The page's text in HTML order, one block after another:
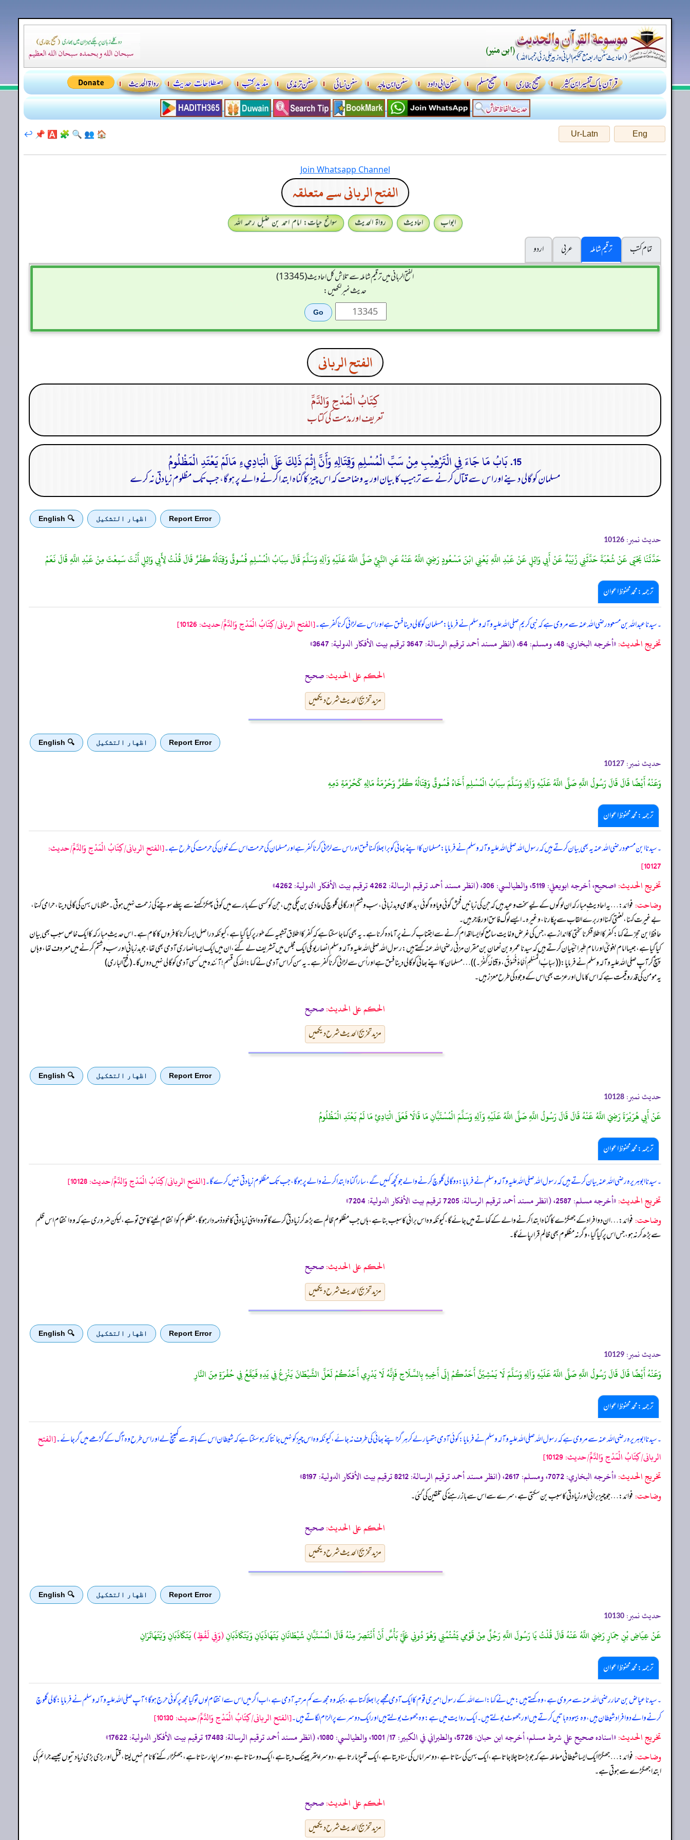
Eng
Ur-Latn
🏠
👥
🔍
🧩
🅰️
📌
↩️
Join Whatsapp Channel
الفتح الربانی سے متعلقہ
ابواب احادیث رواۃ الحدیث
سوانح حیات: امام احمد بن حنبل رحمہ اللہ
تمام کتب
ترقیم شاملہ عربی
اردو
الفتح الربانی میں ترقیم شاملہ سے تلاش کل احادیث (13345)
حدیث نمبر لکھیں:
الفتح الربانی
كِتَابُ الْمَدْحِ وَالدَّمِّ
تعریف اور مذمت کی کتاب
15. بَابُ مَا جَاءَ فِي الْتَرْهِيْبِ مِنْ سَبِّ الْمُسْلِمِ وَقِتَالِهِ وَأَنَّ إِثْمَ ذَلِكَ عَلَى الْبَادِيءِ مَالَمْ يَعْتَدِ الْمَظْلُومُ
مسلمان کو گالی دینے اور اس سے قتال کرنے سے ترہیب کا بیان اور یہ وضاحت کہ اس چیز کا گناہ ابتدا کرنے والے پر ہو گا، جب تک مظلوم زیادتی نہ کرے
Report Error اظهار التشكيل 🔍 English
حدیث نمبر: 10126
حَدَّثَنَا يَحْيَى عَنْ شُعْبَةَ حَدَّثَنِي زُبَيْدٌ عَنْ أَبِي وَائِلٍ عَنْ عَبْدِ اللَّهِ يَعْنِي ابْنَ مَسْعُودٍ رَضِيَ اللَّهُ عَنْهُ عَنِ النَّبِيِّ صَلَّى اللَّهُ عَلَيْهِ وَآلِهِ وَسَلَّمَ قَالَ سِبَابُ الْمُسْلِمِ فُسُوقٌ وَقِتَالُهُ كُفْرٌ قَالَ قُلْتُ لِأَبِي وَائِلٍ أَنْتَ سَمِعْتَ مِنْ عَبْدِ اللَّهِ قَالَ نَعَمْ
ترجمہ:محمد محفوظ اعوان
۔ سیدنا عبداللہ بن مسعود رضی اللہ عنہ سے مروی ہے کہ نبی کریم صلی اللہ علیہ وآلہ وسلم نے فرمایا: مسلمان کو گالی دینا فسق ہے اور اس سے لڑائی کرنا کفر ہے۔[الفتح الربانی/كِتَابُ الْمَدْحِ وَالدَّمِّ/حدیث: 10126]
تخریج الحدیث:«أخرجه البخاري: 48، ومسلم: 64، (انظر مسند أحمد ترقيم الرسالة: 3647 ترقیم بيت الأفكار الدولية: 3647»
الحكم على الحديث:صحیح
مزید تخریج الحدیث شرح دیکھیں
Report Error اظهار التشكيل 🔍 English
حدیث نمبر: 10127
وَعَنْهُ أَيْضًا قَالَ قَالَ رَسُولُ اللَّهِ صَلَّى اللَّهُ عَلَيْهِ وَآلِهِ وَسَلَّمَ سِبَابُ الْمُسْلِمِ أَخَاهُ فُسُوقٌ وَقِتَالُهُ كُفْرٌ وَحُرْمَةُ مَالِهِ كَحُرْمَةِ دَمِهِ
ترجمہ:محمد محفوظ اعوان
۔ سیدنا ابن مسعود رضی اللہ عنہ یہ بھی بیان کرتے ہیں کہ رسول اللہ صلی اللہ علیہ وآلہ وسلم نے فرمایا: مسلمان کا اپنے بھائی کو برا بھلا کہنا فسق اور اس سے لڑائی کرنا کفر ہے اور مسلمان کی حرمت اس کے خون کی حرمت کی طرح ہے۔[الفتح الربانی/كِتَابُ الْمَدْحِ وَالدَّمِّ/حدیث:
10127]
تخریج الحدیث:«صحيح، أخرجه ابويعلي: 5119، والطيالسي: 306، (انظر مسند أحمد ترقيم الرسالة: 4262 ترقیم بيت الأفكار الدولية: 4262»
وضاحت: فوائد: … یہ احادیث ِ ِ مبارکہ ان لوگوں کے لیے سخت وعید ہیں کہ جن کی زبانیں فحش گوئی و یاوہ گوئی، بدکلامی و بد زبانی، سب و شتم اور گالی گلوچ کی عادی بن چکی ہیں، جن کو کسی کے بارے میں کوئی پھکڑ کہنے سے پہلے سوچنے کی زحمت نہیں ہوتی۔ مثلا ماں بہن کی گالی دینا، حرامی کہنا،
بے غیرت کہنا، لعنتی کہنا اور برے القاب سے پکارنا، وغیرہ۔ ایسے لوگ فاسق اور فاجر ہیں۔
حافظ ابن حجرؒنےکہا: کفرکااطلاقکرناسختی کا انداز ہے، جس کی غرض و غایت سامع کو ایسا اقدام کرنے سے اجتناب کرنے پر آمادہ کرنا ہے۔ یہ بھی کہا جا سکتا ہے کہ کفر کا اطلاق تشبیہ کے طور پر کیا گیا ہے، کیونکہ دراصل ایسا کرنا کافروں کا کام ہے۔ اس حدیث ِ مبارکہ کا ایک خاص سبب بھی بیان
کیا گیا ہے، جیسا امام بغویؒ اور امام طبرانیؒبیان کرتے ہیں کہ سیدنا عمرو بن نعمان بن مقرن مزنی رضی اللہ عنہ کہتے ہیں: رسول اللہ صلی اللہ علیہ وآلہ وسلم انصاریوںکی ایک مجلس میں تشریف لے گئے، ان میں ایک ایساانصاری آدمی بھی تھا، جو بدزبانی اور سب و شتم کرنے میں معروف تھا، وہاں
پہنچ کر آپ صلی اللہ علیہ وآلہ وسلم نے فرمایا: ((سِبَابُ الْمُسْلِمِ أَخَاہُ فُسُوْقٌ، وَقِتَالُہُ کُفْرٌ۔)) … مسلمان کا اپنے بھائی کو گالی دینا فسق ہے اور اُس سے لڑائی کرنا کفر ہے۔ یہ سن کر اس آدمی نے کہا: اللہ کی قسم! آئندہ میں کسی آدمی کو گالی نہیں دوں گا۔ (فتح الباری)
یہ مومن کی قدر و قیمت ہے کہ اس کا مال اور عزت بھی اس کے وجود کی طرح معزز ہیں۔
الحكم على الحديث:صحیح
مزید تخریج الحدیث شرح دیکھیں
Report Error اظهار التشكيل 🔍 English
حدیث نمبر: 10128
عَنْ أَبِي هُرَيْرَةَ رَضِيَ اللَّهُ عَنْهُ قَالَ قَالَ رَسُولُ اللَّهِ صَلَّى اللَّهُ عَلَيْهِ وَآلِهِ وَسَلَّمَ الْمُسْتَبَّانِ مَا قَالَا فَعَلَى الْبَادِئِ مَا لَمْ يَعْتَدِ الْمَظْلُومُ
ترجمہ:محمد محفوظ اعوان
۔ سیدنا ابو ہریرہ رضی اللہ عنہ بیان کرتے ہیں کہ رسول اللہ صلی اللہ علیہ وآلہ وسلم نے فرمایا: دو گالی گلوچ کرنے والے جو کچھ کہیں گے، سارا گناہ ابتدا کرنے والے پر ہو گا، جب تک مظلوم زیادتی نہیں کرے گا۔[الفتح الربانی/كِتَابُ الْمَدْحِ وَالدَّمِّ/حدیث: 10128]
تخریج الحدیث:«أخرجه مسلم: 2587، (انظر مسند أحمد ترقيم الرسالة: 7205 ترقیم بيت الأفكار الدولية: 7204»
وضاحت: فوائد: … ان دو افراد کے جھگڑے کا گناہ ابتدا کرنے والے کے کھاتے میں جائے گا، کیونکہ وہ اس برائی کا سبب بنا ہے، ہاں جب مظلوم ظالم سے بڑھ کر زیادتی کرے گا تو وہ اپنی زیادتی کا خود ذمہ دار ہو گا، مظلوم کو انتقام لینے کا حق تو ہے، لیکن ضروری ہے کہ وہ انتقام اس ظلم
سے بڑھ کر نہ ہو، جس اس پر کیا گیا، وگرنہ مظلوم بھی ظالم قرار پائے گا۔
الحكم على الحديث:صحیح
مزید تخریج الحدیث شرح دیکھیں
Report Error اظهار التشكيل 🔍 English
حدیث نمبر: 10129
وَعَنْهُ أَيْضًا قَالَ قَالَ رَسُولُ اللَّهِ صَلَّى اللَّهُ عَلَيْهِ وَآلِهِ وَسَلَّمَ لَا يَمْشِيَنَّ أَحَدُكُمْ إِلَى أَخِيهِ بِالسَّلَاحِ فَإِنَّهُ لَا يَدْرِي أَحَدُكُمْ لَعَلَّ الشَّيْطَانَ يَنْزِعُ فِي يَدِهِ فَيَقَعُ فِي حُفْرَةٍ مِنَ النَّارِ
ترجمہ:محمد محفوظ اعوان
۔ سیدنا ابو ہریرہ رضی اللہ عنہ سے مروی ہے کہ رسول اللہ صلی اللہ علیہ وآلہ وسلم نے فرمایا: کوئی آدمی ہتھیار لے کر ہر گز اپنے بھائی کی طرف نہ جائے، کیونکہ وہ اس چیز کو نہیں جانتا کہ ہو سکتا ہے کہ شیطان اس کے ہاتھ سے کھینچ لے اور اس طرح وہ آگ کے گڑھے میں گر جائے۔[الفتح
الربانی/كِتَابُ الْمَدْحِ وَالدَّمِّ/حدیث: 10129]
تخریج الحدیث:«أخرجه البخاري: 7072، ومسلم: 2617، (انظر مسند أحمد ترقيم الرسالة: 8212 ترقیم بيت الأفكار الدولية: 8197»
وضاحت: فوائد: … جو چیز برائی اور زیادتی کا سبب بن سکتی ہے، سرے سے اس سے باز رہنے کی تلقین کی گئی۔
الحكم على الحديث:صحیح
مزید تخریج الحدیث شرح دیکھیں
Report Error اظهار التشكيل 🔍 English
حدیث نمبر: 10130
عَنْ عِيَاضِ بْنِ حِمَارٍ رَضِيَ اللَّهُ عَنْهُ قَالَ قُلْتُ يَا رَسُولَ اللَّهِ رَجُلٌ مِنْ قَوْمِي يَشْتُمُنِي وَهُوَ دُونِي عَلَيَّ بَأْسٌ أَنْ أَنْتَصِرَ مِنْهُ قَالَ الْمُسْتَبَّانِ شَيْطَانَانِ يَتَهَاذَيَانِ وَيَتَكَاذَبَانِ(وَفِي لَفْظٍ)يَتَكَاذَبَانِ وَيَتَهَاتَرَانِ
ترجمہ:محمد محفوظ اعوان
۔ سیدنا عیاض بن حمار رضی اللہ عنہ سے مروی ہے، وہ کہتے ہیں: میں نے کہا: اے اللہ کے رسول! میری قوم کا ایک آدمی مجھے برا بھلا کہتا ہے، جبکہ وہ مجھ سے کم مرتبہ آدمی ہے، اب اگر میں اس سے انتقام لوں تو کیا مجھ پر کوئی حرج ہو گا؟ آپ صلی اللہ علیہ وآلہ وسلم نے فرمایا: گالی گلوچ
کرنے والے دو افراد شیطان ہیں، وہ بیہودہ باتیں کرتے ہیں اور جھوٹ بولتے ہیں۔ ایک روایت میں ہے: وہ جھوٹ بولتے ہیں اور ایک دوسرے پر الزام لگاتے ہیں۔[الفتح الربانی/كِتَابُ الْمَدْحِ وَالدَّمِّ/حدیث: 10130]
تخریج الحدیث:«اسناده صحيح علي شرط مسلم، أخرجه ابن حبان: 5726، والطبراني في الكبير: 17/ 1001، والطيالسي: 1080، (انظر مسند أحمد ترقيم الرسالة: 17483 ترقیم بيت الأفكار الدولية: 17622»
وضاحت: فوائد: … جھگڑا ایک ایسا شیطانی معاملہ ہے کہ جو بڑھتا چلا جاتا ہے، ایک بہن کی سناتا ہے، دوسرا ماں کی سنا دیتا ہے، ایک تھپڑ مارتا ہے، دوسرا پتھر پھینک دیتاہے، ایک دو سناتا ہے، دوسرا چار سناتا ہے، جھگڑا رکنے کا نام نہیں لیتا، قتل اور بڑی بڑی زیادتیوں جیسے جرائم کی
ابتدا جھگڑے سے ہوتی ہے۔
الحكم على الحديث:صحیح
مزید تخریج الحدیث شرح دیکھیں